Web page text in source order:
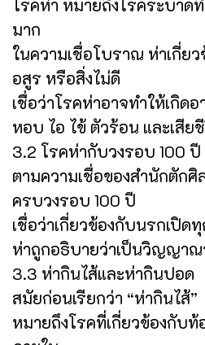
โรคห่า หมายถึงโรคระบาด
มาก
ในความเชื่อโบราณ ห่าเกี่
อสูร หรือสิ่งไม่ดี
เชื่อว่าโรคห่าอาจทำให้เกิด
หอบ ไอ ไข้ ตัวร้อน และเสีย
3.2 โรคห่ากับวงรอบ 100 ปี
ตามความเชื่อของสำนักตักศิ
ครบวงรอบ 100 ปี
เชื่อว่าเกี่ยวข้องกับนรกเปิด
ห่าถูกอธิบายว่าเป็นวิญญา
3.3 ห่ากินไส้และห่ากินปอด
สมัยก่อนเรียกว่า “ห่ากินไส้”
หมายถึงโรคที่เกี่ยวข้องกับท้